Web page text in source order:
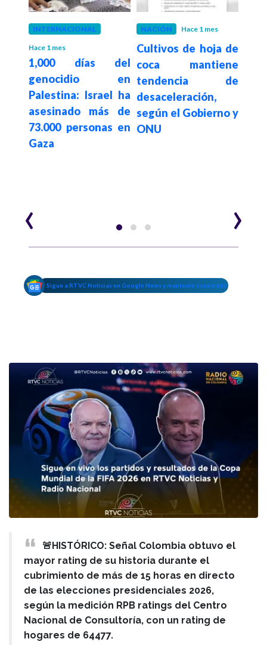
INTERNACIONAL
Hace 1 mes
1,000 días del
genocidio en
Palestina: Israel ha
asesinado más de
73.000 personas en
Gaza
NACIÓN Hace 1 mes
Cultivos de hoja de
coca mantiene
tendencia de
desaceleración,
según el Gobierno y
ONU
‹ ›
Sigue a RTVC Noticias en Google News y mantente conectado
🚨HISTÓRICO: Señal Colombia obtuvo el
mayor rating de su historia durante el
cubrimiento de más de 15 horas en directo
de las elecciones presidenciales 2026,
según la medición RPB ratings del Centro
Nacional de Consultoría, con un rating de
hogares de 64477.